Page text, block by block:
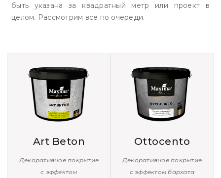
быть указана за квадратный метр или проект в
целом. Рассмотрим все по очереди.
Art Beton
Декоративное покрытие
с эффектом
Ottocento
Декоративное покрытие
с эффектом бархата